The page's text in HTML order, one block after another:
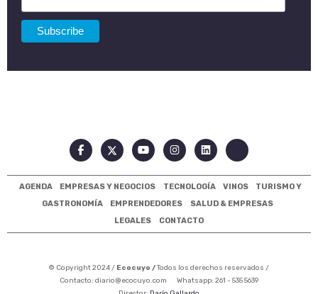
AGENDA EMPRESAS Y NEGOCIOS TECNOLOGÍA VINOS
TURISMO Y
GASTRONOMÍA
EMPRENDEDORES
SALUD & EMPRESAS
LEGALES
CONTACTO
© Copyright 2024 / Ecocuyo /Todos los derechos reservados /
Contacto: diario@ecocuyo.com Whatsapp: 261 - 535 5639